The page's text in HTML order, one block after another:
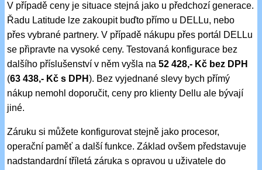
V případě ceny je situace stejná jako u předchozí generace.
Řadu Latitude lze zakoupit buďto přímo u DELLu, nebo
přes vybrané partnery. V případě nákupu přes portál DELLu
se připravte na vysoké ceny. Testovaná konfigurace bez
dalšího příslušenství v něm vyšla na52 428,- Kč bez DPH
(63 438,- Kč s DPH). Bez vyjednané slevy bych přímý
nákup nemohl doporučit, ceny pro klienty Dellu ale bývají
jiné.
Záruku si můžete konfigurovat stejně jako procesor,
operační paměť a další funkce. Základ ovšem představuje
nadstandardní tříletá záruka s opravou u uživatele do